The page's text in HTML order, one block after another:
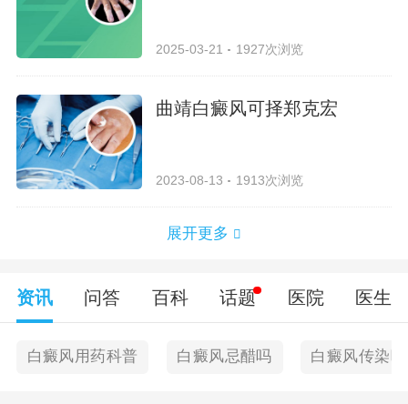
2025-03-21 1927次浏览
曲靖白癜风可择郑克宏
2023-08-13 1913次浏览
展开更多
资讯 问答 百科 话题 医院 医生
白癜风用药科普 白癜风忌醋吗 白癜风传染